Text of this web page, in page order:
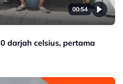
00:54
darjah celsius, pertama